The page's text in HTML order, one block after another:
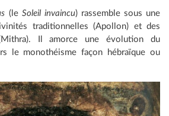
(le Soleil invaincu) rassemble sous une
traditionnelles (Apollon) et des
Il amorce une évolution du
le monothéisme façon hébraïque ou